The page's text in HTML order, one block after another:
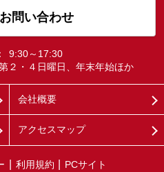
問い合わせ
9:30～17:30
２・４日曜日、年末年始ほか
会社概要
アクセスマップ
利用規約 PCサイト